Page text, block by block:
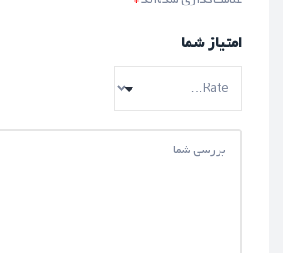
امتیاز شما